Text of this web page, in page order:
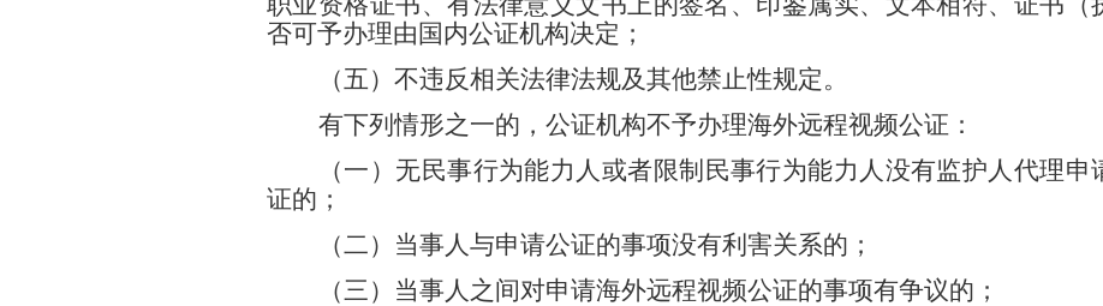
否可予办理由国内公证机构决定；
（五）不违反相关法律法规及其他禁止性规定。
有下列情形之一的，公证机构不予办理海外远程视频公证：
（一）无民事行为能力人或者限制民事行为能力人没有监护人代理
证的；
（二）当事人与申请公证的事项没有利害关系的；
（三）当事人之间对申请海外远程视频公证的事项有争议的；